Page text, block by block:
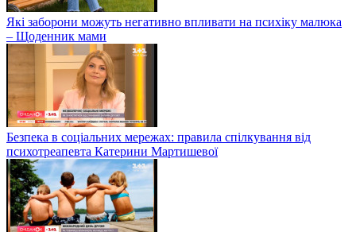
Які заборони можуть негативно впливати на психіку малюка
– Щоденник мами
Безпека в соціальних мережах: правила спілкування від
психотреапевта Катерини Мартишевої